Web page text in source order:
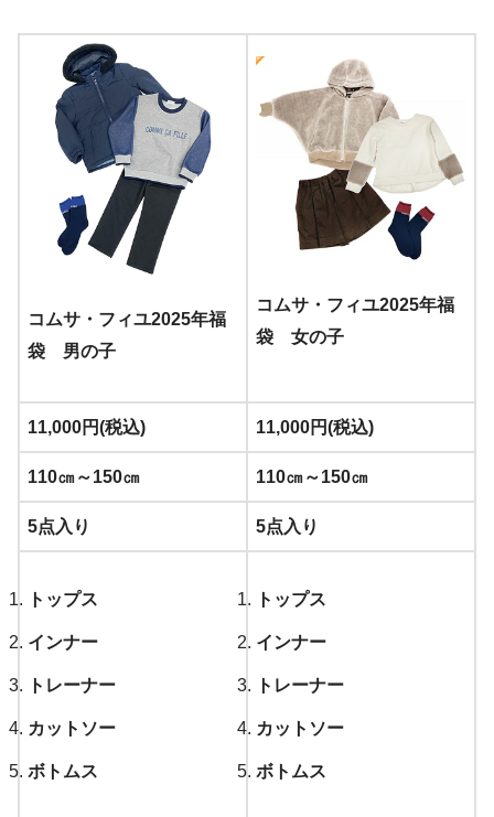
コムサ・フィユ2025年福
袋 男の子
コムサ・フィユ2025年福
袋 女の子
11,000円(税込) 11,000円(税込)
110㎝～150㎝ 110㎝～150㎝
5点入り 5点入り
トップス
インナー
トレーナー
カットソー
ボトムス
トップス
インナー
トレーナー
カットソー
ボトムス